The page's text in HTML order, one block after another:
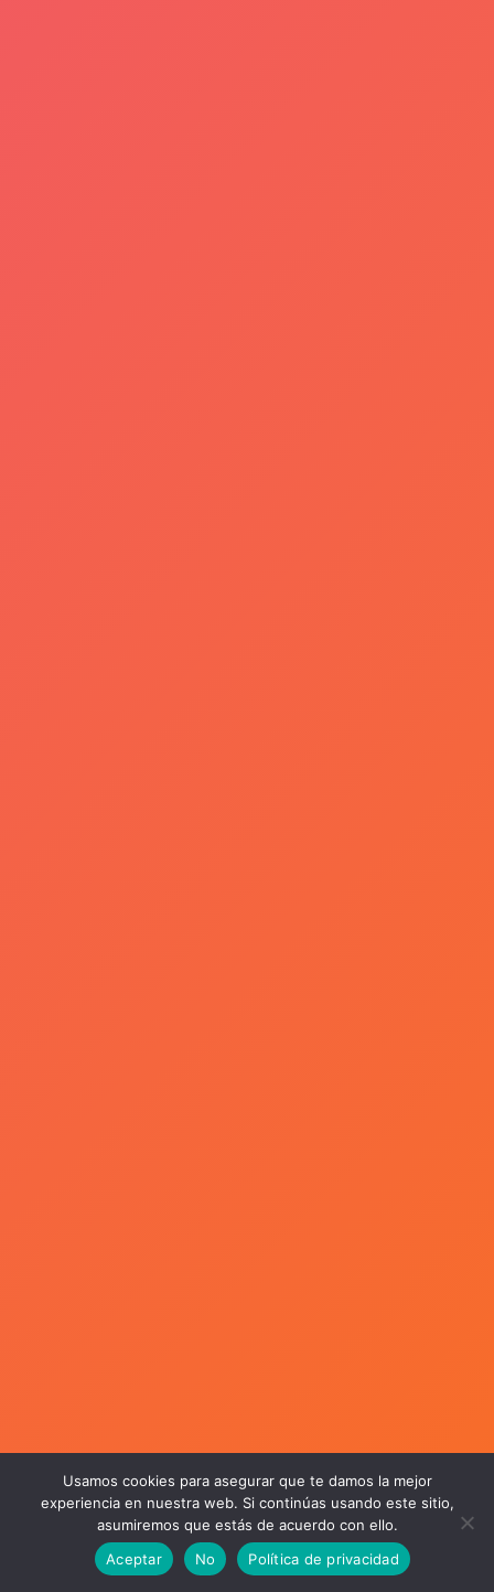
Usamos cookies para asegurar que te damos la mejor
experiencia en nuestra web. Si continúas usando este sitio,
asumiremos que estás de acuerdo con ello.
Aceptar
No Política de privacidad